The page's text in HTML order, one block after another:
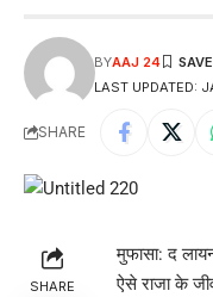
LAST UPDATED:
BYAAJ 24
SHARE
SHARE
मुफासा: द
ऐसे राजा के